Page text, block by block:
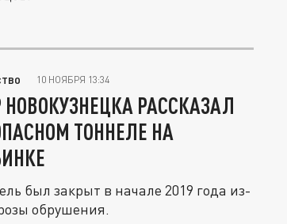
10 НОЯБРЯ 13:34
РАССКАЗАЛ
ТОННЕЛЕ НА
был закрыт в начале 2019 года из-
обрушения.